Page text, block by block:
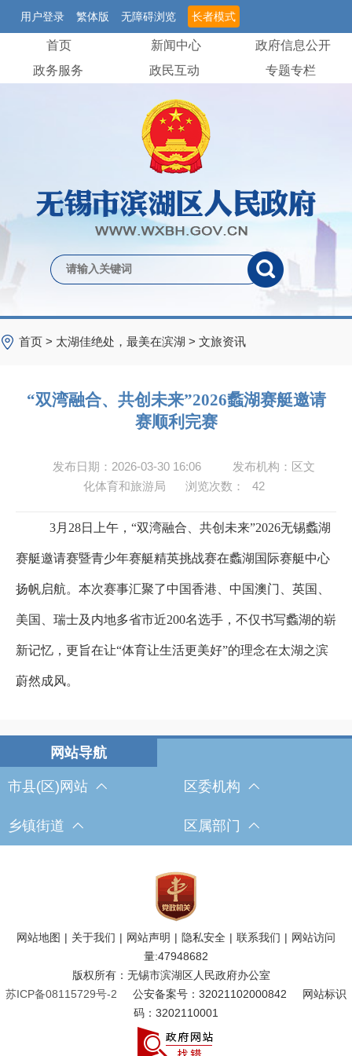
用户登录 繁体版 无障碍浏览 长者模式
首页 新闻中心
政府信息公开
政务服务
政民互动 专题专栏
首页 > 太湖佳绝处，最美在滨湖 > 文旅资讯
“双湾融合、共创未来”2026蠡湖赛艇邀请
赛顺利完赛
发布日期：2026-03-30 16:06
发布机构：区文
化体育和旅游局
浏览次数： 42
3月 28日上午， “双湾融合、共创未来”2026无锡蠡湖
赛艇邀请赛暨青少年赛艇精英挑战赛在蠡湖国际赛艇中心
扬帆启航。 本次赛事汇聚了中国香港、中国澳门 英国、
美国、瑞士及内地多省市近200名选手 ， 不仅书写蠡湖的崭
新记忆 ， 更旨在让“体育让生活更美好”的理念在太湖之滨
蔚然成风。
市县(区)网站 区委机构
乡镇街道 区属部门
网站地图 | 关于我们 | 网站声明 | 隐私安全 | 联系我们 | 网站访问
量:47948682
版权所有：无锡市滨湖区人民政府办公室
苏ICP备08115729号-2
公安备案号：32021102000842
网站标识
码：3202110001